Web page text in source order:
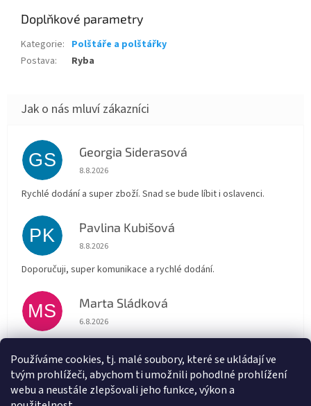
Používáme cookies, tj. malé soubory, které se ukládají ve
tvým prohlížeči, abychom ti umožnili pohodlné prohlížení
webu a neustále zlepšovali jeho funkce, výkon a
Doplňkové parametry
Kategorie: Polštáře a polštářky
Postava: Ryba
GS Georgia Siderasová
Hodnocení obchodu je 5 z 5 hvězdiček.
8.8.2026
Rychlé dodání a super zboží. Snad se bude líbit i oslavenci.
PK Pavlina Kubišová
Hodnocení obchodu je 5 z 5 hvězdiček.
8.8.2026
Doporučuji, super komunikace a rychlé dodání.
MS Marta Sládková
Hodnocení obchodu je 5 z 5 hvězdiček.
6.8.2026
AT Alena Trchova
Hodnocení obchodu je 5 z 5 hvězdiček.
5.8.2026